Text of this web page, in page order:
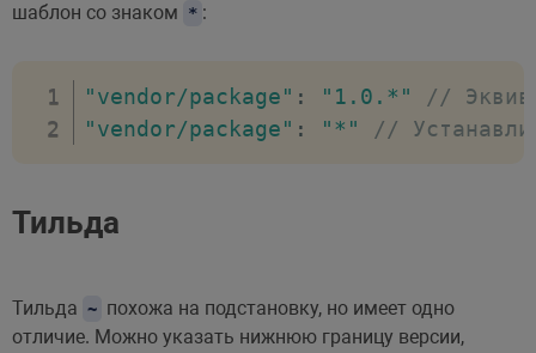
шаблон со знаком
* :
"vendor/package" : "1.0.*"
//
"vendor/package" : "*" //
Тильда
Тильда ~ похожа на подстановку, но имеет одно
отличие. Можно указать нижнюю границу версии,